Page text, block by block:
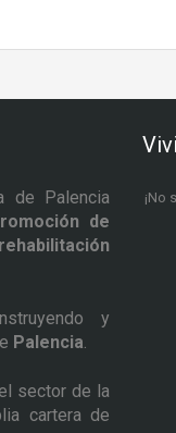
de Palencia
de
y
Palencia
sector de la
cartera de
¡No